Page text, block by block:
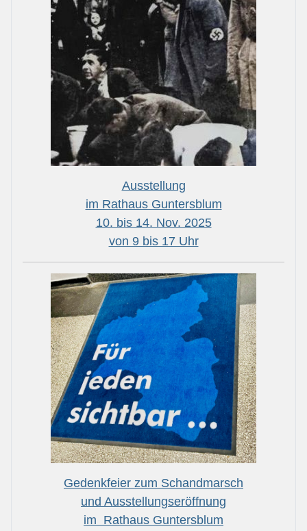
Ausstellung
im Rathaus Guntersblum
10. bis 14. Nov. 2025
von 9 bis 17 Uhr
Gedenkfeier zum Schandmarsch
und Ausstellungseröffnung
im Rathaus Guntersblum